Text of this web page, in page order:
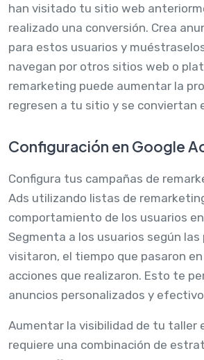
han visitado tu sitio web
realizado una conversión. Crea
para estos usuarios y
navegan por otros sitios web o
remarketing puede aumentar la
regresen a tu sitio y se conviertan
Configuración en Google
Configura tus campañas de
Ads utilizando listas de
comportamiento de los usuarios
Segmenta a los usuarios según las
visitaron, el tiempo que pasaron
acciones que realizaron. Esto te
anuncios personalizados y
Aumentar la visibilidad de tu taller
requiere una combinación de